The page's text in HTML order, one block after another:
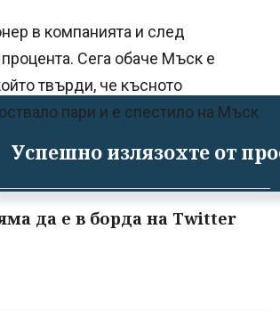
Успешно излязохте от
в компанията и след
Сега обаче Мъск е
твърди, че късното
пари и е спестило на Мъск
да е в борда на Twitter